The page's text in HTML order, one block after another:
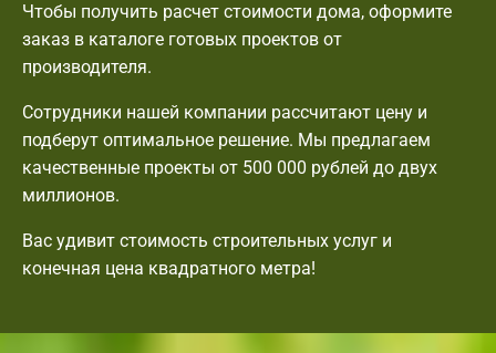
Чтобы получить расчет стоимости дома, оформите
заказ в каталоге готовых проектов от
производителя.
Сотрудники нашей компании рассчитают цену и
подберут оптимальное решение. Мы предлагаем
качественные проекты от 500 000 рублей до двух
миллионов.
Вас удивит стоимость строительных услуг и
конечная цена квадратного метра!